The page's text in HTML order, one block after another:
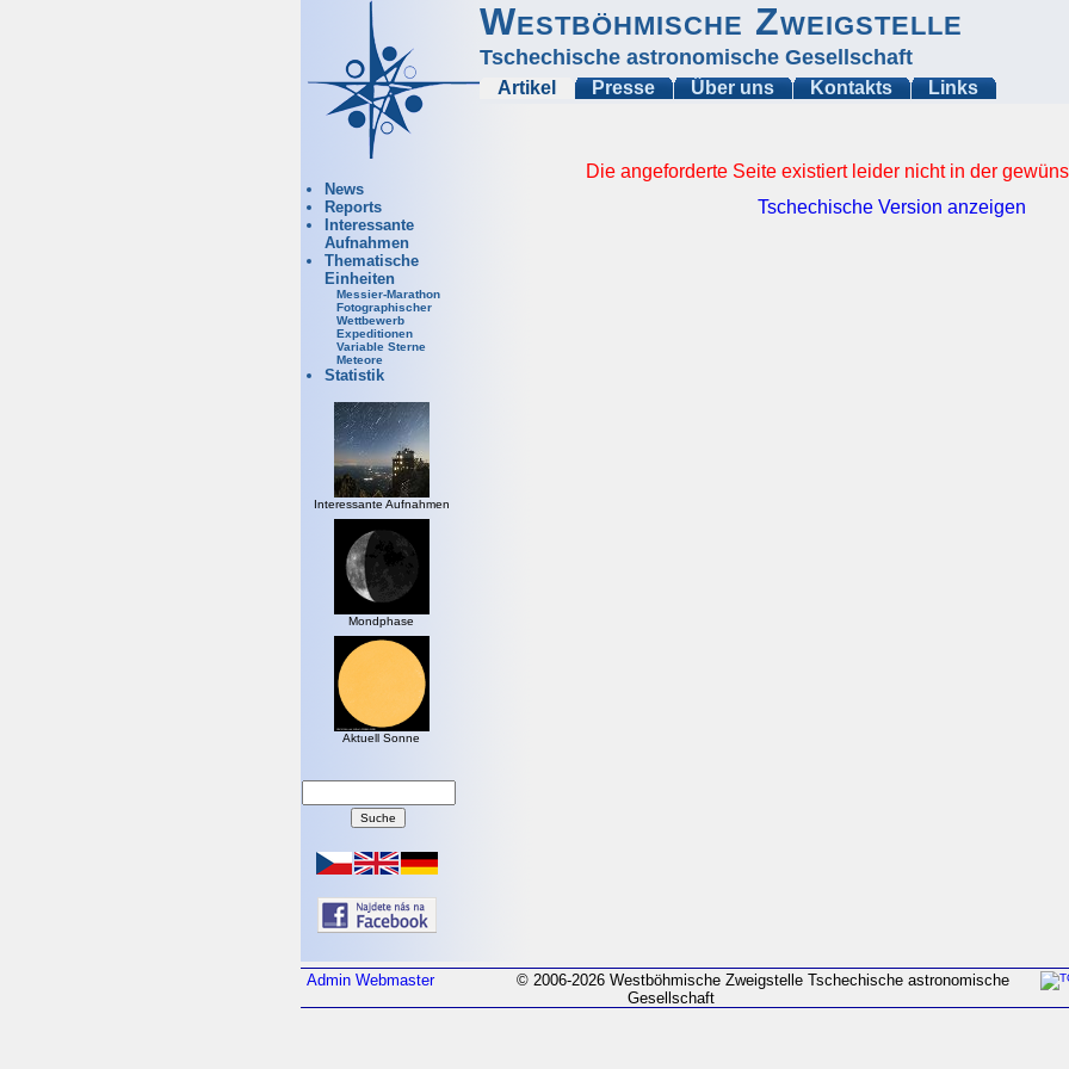
Westböhmische Zweigstelle
Tschechische astronomische Gesellschaft
Artikel Presse Über uns Kontakts Links
News
Reports
Interessante
Aufnahmen
Thematische
Einheiten
Messier-Marathon
Fotographischer
Wettbewerb
Expeditionen
Variable Sterne
Meteore
Statistik
Interessante Aufnahmen
Mondphase
Aktuell Sonne
Die angeforderte Seite existiert leider nicht in der
Tschechische Version anzeigen
Admin Webmaster
© 2006-2026 Westböhmische Zweigstelle Tschechische astronomische
Gesellschaft